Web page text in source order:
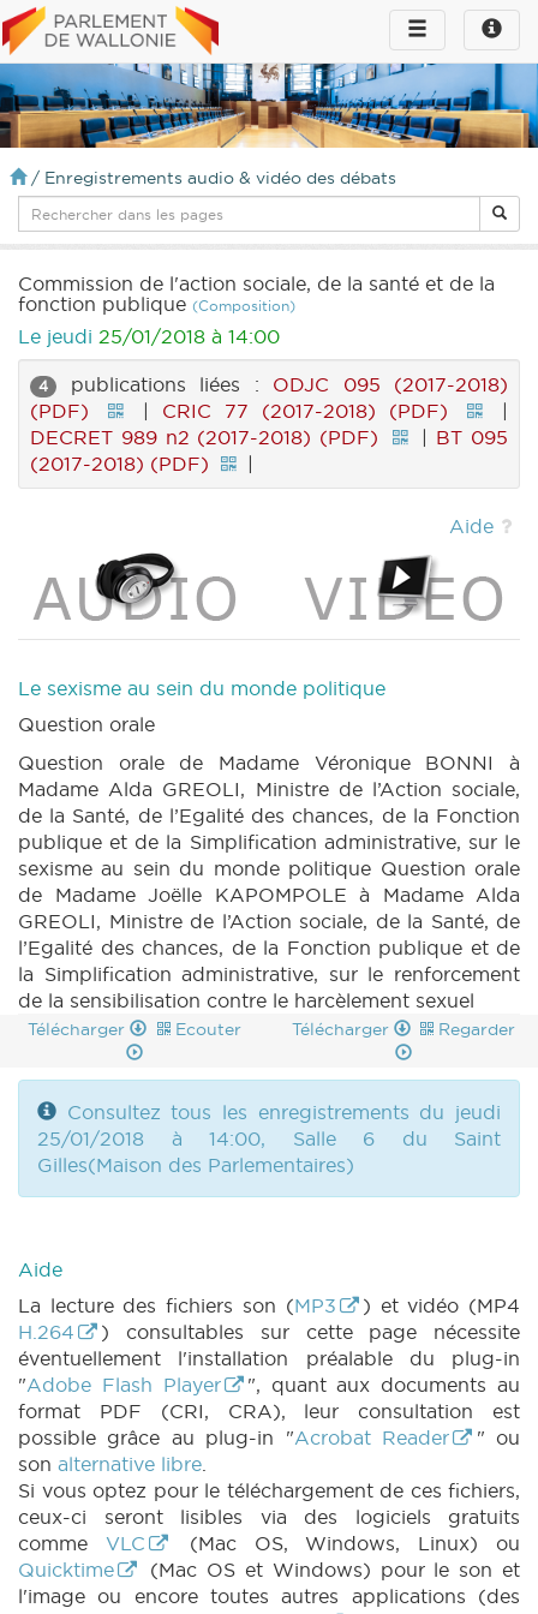
Toggle
infos
Toggle
navigation
/ Enregistrements audio & vidéo des débats
Commission de l'action sociale, de la santé et de la
fonction publique (Composition)
Le jeudi 25/01/2018 à 14:00
4 publications liées : ODJC 095 (2017-2018)
(PDF)
| CRIC 77 (2017-2018) (PDF)
|
DECRET 989 n2 (2017-2018) (PDF)
| BT 095
(2017-2018) (PDF)
|
Aide
Le sexisme au sein du monde politique
Question orale
Question orale de Madame Véronique BONNI à
Madame Alda GREOLI, Ministre de l’Action sociale,
de la Santé, de l’Egalité des chances, de la Fonction
publique et de la Simplification administrative, sur le
sexisme au sein du monde politique Question orale
de Madame Joëlle KAPOMPOLE à Madame Alda
GREOLI, Ministre de l’Action sociale, de la Santé, de
l’Egalité des chances, de la Fonction publique et de
la Simplification administrative, sur le renforcement
de la sensibilisation contre le harcèlement sexuel
Télécharger Ecouter Télécharger Regarder
Consultez tous les enregistrements du jeudi
25/01/2018 à 14:00, Salle 6 du Saint
Gilles(Maison des Parlementaires)
Aide
La lecture des fichiers son (MP3
) et vidéo (MP4
H.264
) consultables sur cette page nécessite
éventuellement l'installation préalable du plug-in
"Adobe Flash Player
", quant aux documents au
format PDF (CRI, CRA), leur consultation est
possible grâce au plug-in "Acrobat Reader
" ou
son alternative libre.
Si vous optez pour le téléchargement de ces fichiers,
ceux-ci seront lisibles via des logiciels gratuits
comme VLC
(Mac OS, Windows, Linux) ou
Quicktime
(Mac OS et Windows) pour le son et
l'image ou encore toutes autres applications (des